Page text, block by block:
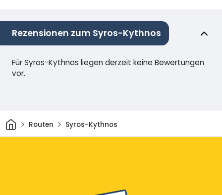
Rezensionen zum Syros-Kythnos
Für Syros-Kythnos liegen derzeit keine Bewertungen
vor.
HeimRouten Syros-Kythnos